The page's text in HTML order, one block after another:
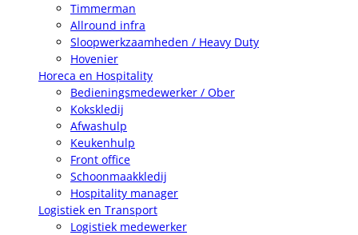
Timmerman
Allround infra
Sloopwerkzaamheden / Heavy Duty
Hovenier
Horeca en Hospitality
Bedieningsmedewerker / Ober
Kokskledij
Afwashulp
Keukenhulp
Front office
Schoonmaakkledij
Hospitality manager
Logistiek en Transport
Logistiek medewerker